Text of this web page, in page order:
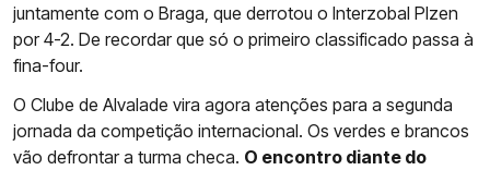
juntamente com o Braga, que derrotou o Interzobal Plzen
por 4-2. De recordar que só o primeiro classificado passa à
fina-four.
O Clube de Alvalade vira agora atenções para a segunda
jornada da competição internacional. Os verdes e brancos
vão defrontar a turma checa. O encontro diante do